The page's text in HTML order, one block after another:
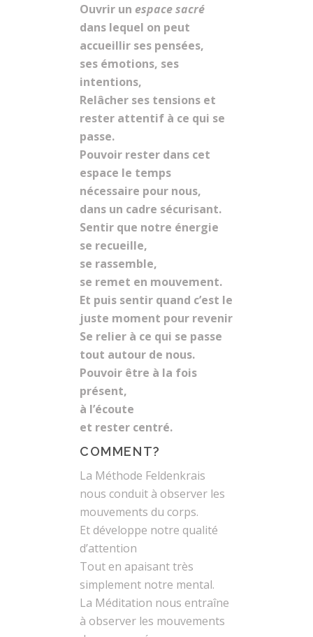
Ouvrir un espace sacré
dans lequel on peut
accueillir ses pensées,
ses émotions, ses
intentions,
Relâcher ses tensions et
rester attentif à ce qui se
passe.
Pouvoir rester dans cet
espace le temps
nécessaire pour nous,
dans un cadre sécurisant.
Sentir que notre énergie
se recueille,
se rassemble,
se remet en mouvement.
Et puis sentir quand c’est le
juste moment pour revenir
Se relier à ce qui se passe
tout autour de nous.
Pouvoir être à la fois
présent,
à l’écoute
et rester centré.
COMMENT?
La Méthode Feldenkrais
nous conduit à observer les
mouvements du corps.
Et développe notre qualité
d’attention
Tout en apaisant très
simplement notre mental.
La Méditation nous entraîne
à observer les mouvements